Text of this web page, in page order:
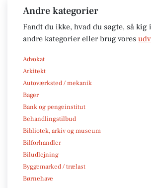
Andre kategorier
Fandt du ikke, hvad du søgte, så kig
andre kategorier eller brug vores
Advokat
Arkitekt
Autoværksted / mekanik
Bager
Bank og pengeinstitut
Behandlingstilbud
Bibliotek, arkiv og museum
Bilforhandler
Biludlejning
Byggemarked / trælast
Børnehave